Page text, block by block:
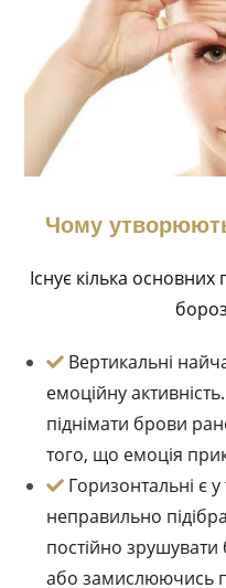
Чому
Існує кілька
Вертикальні
емоційну
піднімати брови
того, що емоція
Горизонтальні є у
неправильно
постійно
або замислюючись